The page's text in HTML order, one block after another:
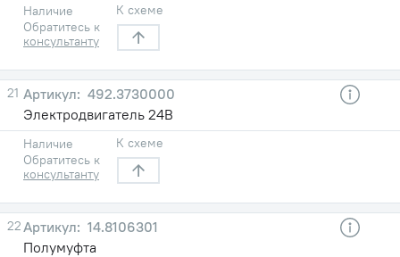
Наличие
Обратитесь к
консультанту
К схеме
21
492.3730000
Электродвигатель 24В
Наличие
Обратитесь к
консультанту
К схеме
22
14.8106301
Полумуфта